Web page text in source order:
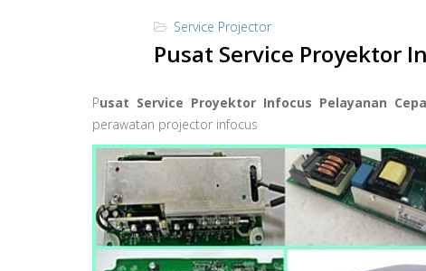
Service Projector
Pusat Service Proyektor
Pusat Service Proyektor Infocus Pelayanan
perawatan projector infocus